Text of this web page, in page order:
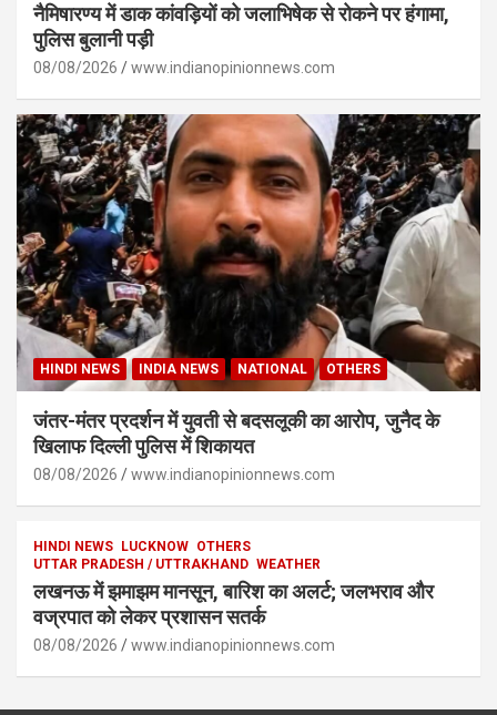
नैमिषारण्य में डाक कांवड़ियों को जलाभिषेक से रोकने पर हंगामा,
पुलिस बुलानी पड़ी
08/08/2026 www.indianopinionnews.com
HINDI NEWS INDIA NEWS NATIONAL OTHERS
जंतर-मंतर प्रदर्शन में युवती से बदसलूकी का आरोप, जुनैद के
खिलाफ दिल्ली पुलिस में शिकायत
08/08/2026 www.indianopinionnews.com
HINDI NEWS LUCKNOW OTHERS
UTTAR PRADESH / UTTRAKHAND WEATHER
लखनऊ में झमाझम मानसून, बारिश का अलर्ट; जलभराव और
वज्रपात को लेकर प्रशासन सतर्क
08/08/2026 www.indianopinionnews.com